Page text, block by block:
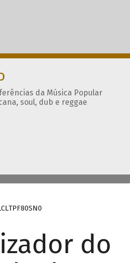
da Música Popular
soul, dub e reggae
do